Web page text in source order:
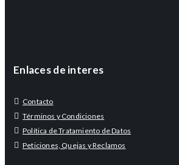
Enlaces de interes
Contacto
Términos y Condiciones
Política de Tratamiento de Datos
Peticiones, Quejas y Reclamos